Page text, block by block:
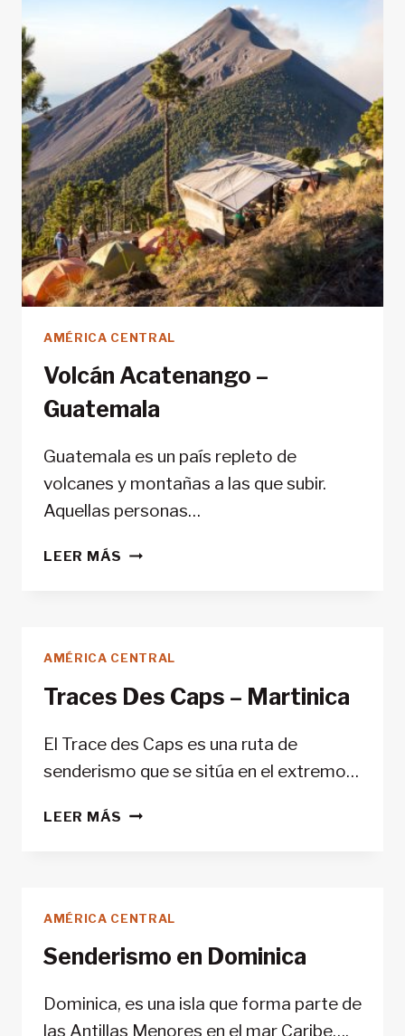
AMÉRICA CENTRAL
Volcán Acatenango –
Guatemala
Guatemala es un país repleto de
volcanes y montañas a las que subir.
Aquellas personas…
LEER MÁS VOLCÁN
AMÉRICA CENTRAL
Traces Des Caps – Martinica
El Trace des Caps es una ruta de
senderismo que se sitúa en el extremo…
LEER MÁS TRACES
AMÉRICA CENTRAL
Senderismo en Dominica
Dominica, es una isla que forma parte de
las Antillas Menores en el mar Caribe….